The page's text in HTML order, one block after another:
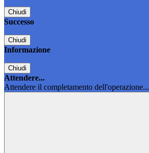
Chiudi
Successo
Chiudi
Informazione
Chiudi
Attendere...
Attendere il completamento dell'operazione...